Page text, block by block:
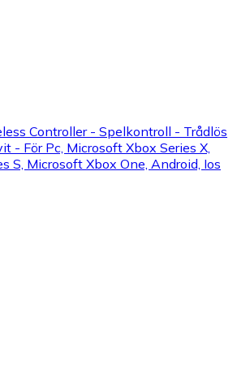
Controller - Spelkontroll - Trådlös
- För Pc, Microsoft Xbox Series X,
S, Microsoft Xbox One, Android, Ios